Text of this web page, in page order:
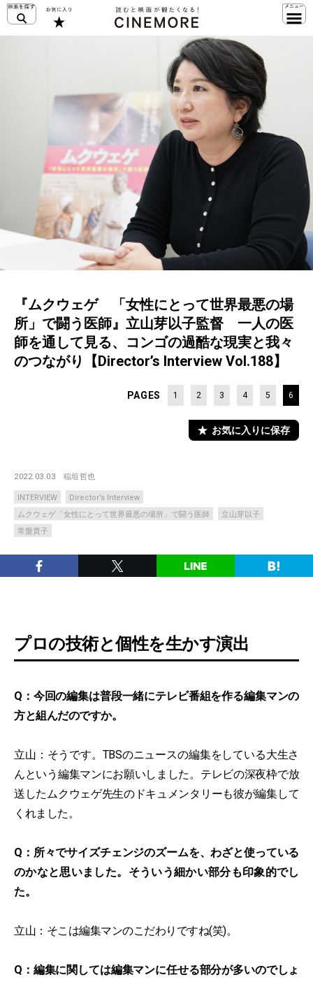
『ムクウェゲ 「女性にとって世界最悪の場
所」で闘う医師』立山芽以子監督 一人の医
師を通して見る、コンゴの過酷な現実と我々
のつながり【Director’s Interview Vol.188】
PAGES 1 2 3 4 5 6
お気に入りに保存
2022.03.03 稲垣哲也
INTERVIEW
Director’s Interview
ムクウェゲ「女性にとって世界最悪の場所」で闘う医師
立山芽以子
常盤貴子
プロの技術と個性を生かす演出
Q：今回の編集は普段一緒にテレビ番組を作る編集マンの
方と組んだのですか。
立山：そうです。TBSのニュースの編集をしている大生さ
んという編集マンにお願いしました。テレビの深夜枠で放
送したムクウェゲ先生のドキュメンタリーも彼が編集して
くれました。
Q：所々でサイズチェンジのズームを、わざと使っている
のかなと思いました。そういう細かい部分も印象的でし
た。
立山：そこは編集マンのこだわりですね(笑)。
Q：編集に関しては編集マンに任せる部分が多いのでしょ